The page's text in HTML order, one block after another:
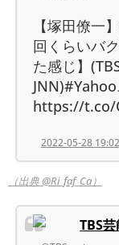
【塚田僚一
回くらいバ
た感じ】
https://t.co/
2022-05-28
（出典 @Ri_faf_Ca）
TBS